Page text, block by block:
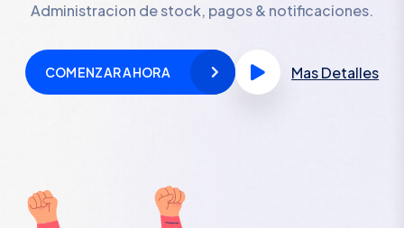
Administracion de stock, pagos & notificaciones.
COMENZAR AHORA Mas Detalles